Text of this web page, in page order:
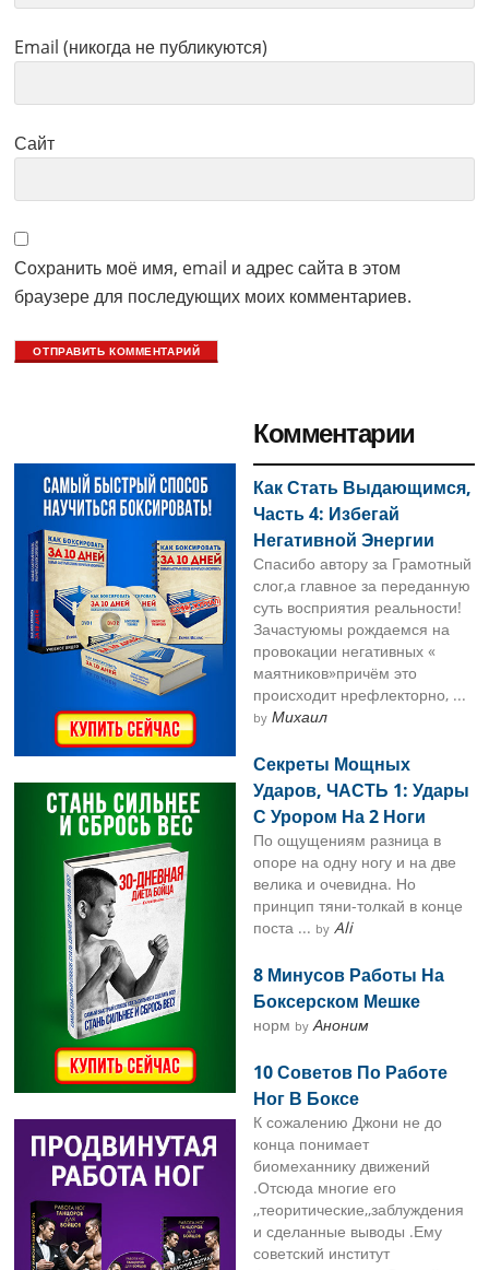
Email (никогда не публикуются)
Сайт
Сохранить моё имя, email и адрес сайта в этом
браузере для последующих моих комментариев.
Sidebar
Комментарии
Как Стать Выдающимся,
Часть 4: Избегай
Негативной Энергии
Спасибо автору за Грамотный
слог,а главное за переданную
суть восприятия реальности!
Зачастуюмы рождаемся на
провокации негативных «
маятников»причём это
происходит нрефлекторно, ...
by Михаил
Секреты Мощных
Ударов, ЧАСТЬ 1: Удары
С Урором На 2 Ноги
По ощущениям разница в
опоре на одну ногу и на две
велика и очевидна. Но
принцип тяни-толкай в конце
поста ... by Ali
8 Минусов Работы На
Боксерском Мешке
норм by Аноним
10 Советов По Работе
Ног В Боксе
К сожалению Джони не до
конца понимает
биомеханнику движений
.Отсюда многие его
,,теоритические,,заблуждения
и сделанные выводы .Ему
советский институт